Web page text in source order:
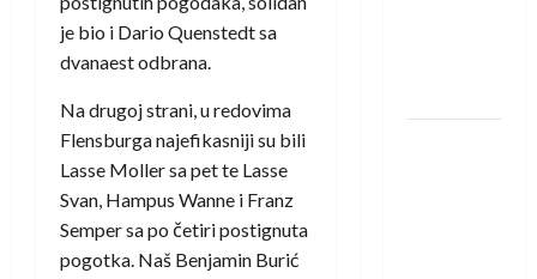
je bio i Dario Quenstedt sa
dvanaest odbrana.
Na drugoj strani, u redovima
Flensburga najefikasniji su bili
Lasse Moller sa pet te Lasse
Svan, Hampus Wanne i Franz
Semper sa po četiri postignuta
pogotka. Naš Benjamin Burić